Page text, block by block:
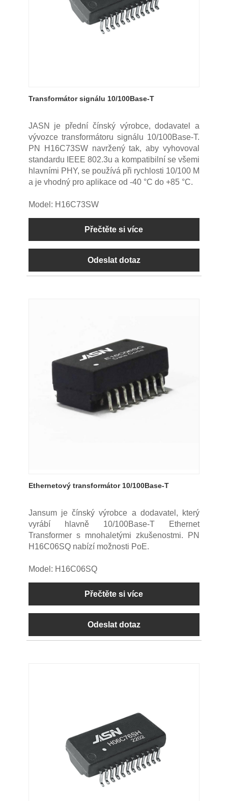
Transformátor signálu 10/100Base-T
JASN je přední čínský výrobce, dodavatel a
vývozce transformátoru signálu 10/100Base-T.
PN H16C73SW navržený tak, aby vyhovoval
standardu IEEE 802.3u a kompatibilní se všemi
hlavními PHY, se používá při rychlosti 10/100 M
a je vhodný pro aplikace od -40 °C do +85 °C.
Model: H16C73SW
Přečtěte si více
Odeslat dotaz
Ethernetový transformátor 10/100Base-T
Jansum je čínský výrobce a dodavatel, který
vyrábí hlavně 10/100Base-T Ethernet
Transformer s mnohaletými zkušenostmi. PN
H16C06SQ nabízí možnosti PoE.
Model: H16C06SQ
Přečtěte si více
Odeslat dotaz